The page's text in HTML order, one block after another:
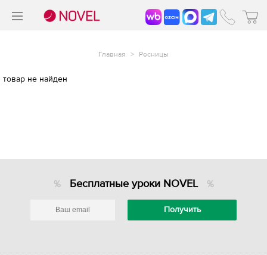
Главная > Ресницы
товар не найден
Бесплатные уроки NOVEL